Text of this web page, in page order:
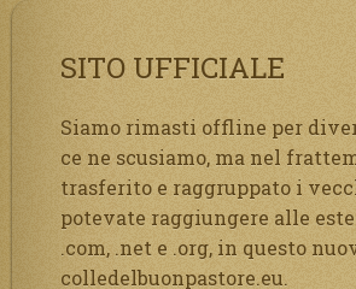
SITO UFFICIALE
Siamo rimasti offline per
ce ne scusiamo, ma nel
trasferito e raggruppato i
potevate raggiungere alle
.com, .net e .org, in questo
colledelbuonpastore.eu.